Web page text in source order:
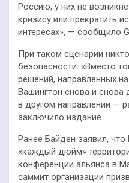
Россию, у них не
кризису или прекратить
интересах», — сообщило
При таком сценарии
безопасности. «Вместо
решений, направленных
Вашингтон снова и снова
в другом направлении —
заключило издание.
Ранее Байден заявил,
«каждый дюйм»
конференции альянса в
саммит организации